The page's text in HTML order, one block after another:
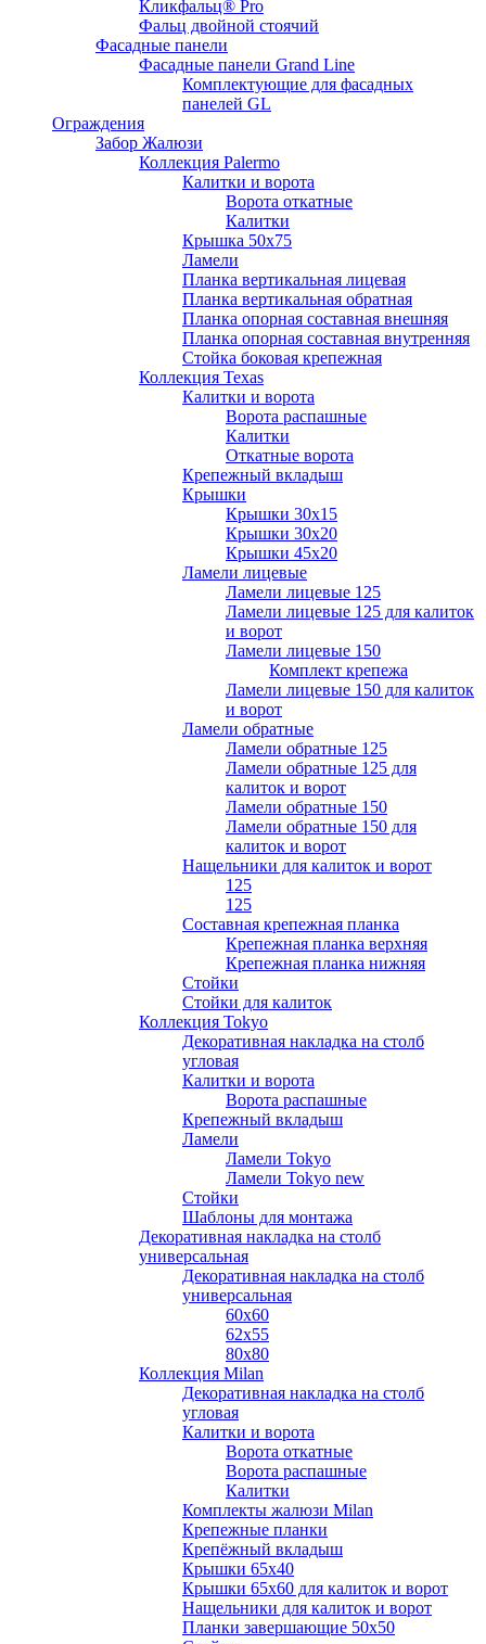
Кликфальц® Pro
Фальц двoйной стоячий
Фасадные панели
Фасадные панели Grand Line
Комплектующие для фасадных
панелей GL
Ограждения
Забор Жалюзи
Коллекция Palermo
Калитки и ворота
Ворота откатные
Калитки
Крышка 50х75
Ламели
Планка вертикальная лицевая
Планка вертикальная обратная
Планка опорная составная внешняя
Планка опорная составная внутренняя
Стойка боковая крепежная
Коллекция Texas
Калитки и ворота
Ворота распашные
Калитки
Откатные ворота
Крепежный вкладыш
Крышки
Крышки 30х15
Крышки 30х20
Крышки 45х20
Ламели лицевые
Ламели лицевые 125
Ламели лицевые 125 для калиток
и ворот
Ламели лицевые 150
Комплект крепежа
Ламели лицевые 150 для калиток
и ворот
Ламели обратные
Ламели обратные 125
Ламели обратные 125 для
калиток и ворот
Ламели обратные 150
Ламели обратные 150 для
калиток и ворот
Нащельники для калиток и ворот
125
125
Составная крепежная планка
Крепежная планка верхняя
Крепежная планка нижняя
Стойки
Стойки для калиток
Коллекция Tokyo
Декоративная накладка на столб
угловая
Калитки и ворота
Ворота распашные
Крепежный вкладыш
Ламели
Ламели Tokyo
Ламели Tokyo new
Стойки
Шаблоны для монтажа
Декоративная накладка на столб
универсальная
Декоративная накладка на столб
универсальная
60х60
62х55
80х80
Коллекция Milan
Декоративная накладка на столб
угловая
Калитки и ворота
Ворота откатные
Ворота распашные
Калитки
Комплекты жалюзи Milan
Крепежные планки
Крепёжный вкладыш
Крышки 65х40
Крышки 65х60 для калиток и ворот
Нащельники для калиток и ворот
Планки завершающие 50х50